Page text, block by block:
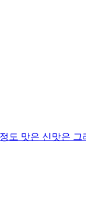
도 맛은 신맛은 그